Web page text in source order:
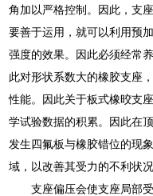
角加以严格控制。因此，支
要善于运用，就可以利用预
强度的效果。因此必须经常
此对形状系数大的橡胶支座
性能。因此关于板式橡晈支
学试验数据的积累。因此在
发生四氟板与橡胶错位的现
域，以改善其受力的不利状况
支座偏压会使支座局部